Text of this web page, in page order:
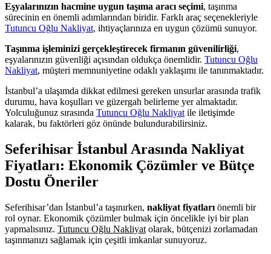
Eşyalarınızın hacmine uygun taşıma aracı seçimi, taşınma
sürecinin en önemli adımlarından biridir. Farklı araç seçenekleriyle
Tutuncu Oğlu Nakliyat, ihtiyaçlarınıza en uygun çözümü sunuyor.
Taşınma işleminizi gerçekleştirecek firmanın güvenilirliği,
eşyalarınızın güvenliği açısından oldukça önemlidir. Tutuncu Oğlu
Nakliyat, müşteri memnuniyetine odaklı yaklaşımı ile tanınmaktadır.
İstanbul’a ulaşımda dikkat edilmesi gereken unsurlar arasında trafik
durumu, hava koşulları ve güzergah belirleme yer almaktadır.
Yolculuğunuz sırasında Tutuncu Oğlu Nakliyat ile iletişimde
kalarak, bu faktörleri göz önünde bulundurabilirsiniz.
Seferihisar İstanbul Arasında Nakliyat
Fiyatları: Ekonomik Çözümler ve Bütçe
Dostu Öneriler
Seferihisar’dan İstanbul’a taşınırken, nakliyat fiyatları önemli bir
rol oynar. Ekonomik çözümler bulmak için öncelikle iyi bir plan
yapmalısınız. Tutuncu Oğlu Nakliyat olarak, bütçenizi zorlamadan
taşınmanızı sağlamak için çeşitli imkanlar sunuyoruz.